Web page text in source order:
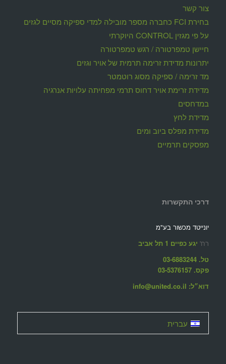
צור קשר
בחירת FCI כחברה מספר מובילה למדי ספיקה מסיים לגזים
על פי מגזין CONTROL היוקרתי
חיישן טמפרטורה / רגש טמפרטורה
יתרונות מדידת זרימה תרמית של אויר וגזים
מד זרימה / ספיקה מסוג רוטמטר
מדידת זרימת אויר דחוס תרמי מפחיתה עלויות אנרגיה
במדחסים
מדידת לחץ
מדידת מפלס ביוב ומים
מפסקים תרמיים
דרכי התקשרות
יונייטד מכשור בע"מ
רח' יגע כפיים 1 תל אביב
טל. 03-6883244
פקס. 03-5376157
דוא״ל: info@united.co.il
עברית